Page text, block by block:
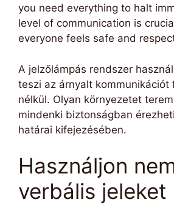
you need everything to halt
level of communication is
everyone feels safe and
A jelzőlámpás rendszer
teszi az árnyalt kommunikációt
nélkül. Olyan környezetet
mindenki biztonságban
határai kifejezésében.
Használjon
verbális jeleket